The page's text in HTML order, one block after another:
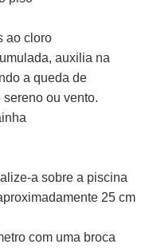
ao cloro
auxilia na
a queda de
ou vento.
a sobre a piscina
25 cm
com uma broca